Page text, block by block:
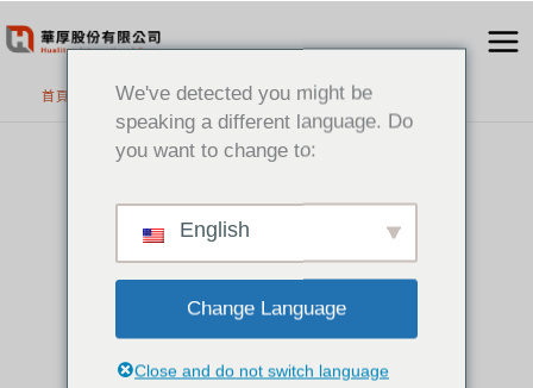
至
首頁 代理品牌
全球領先的商用擴聲系統
We've detected you might be
speaking a different language. Do
you want to change to:
English
Change Language
Close and do not switch language